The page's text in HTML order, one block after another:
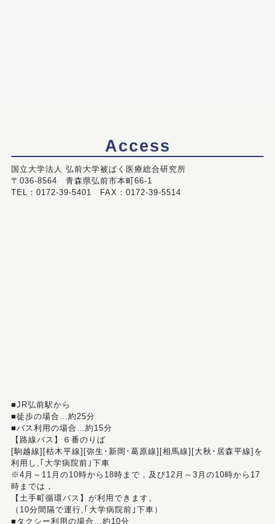
Access
国立大学法人 弘前大学被ばく医療総合研究所
〒036-8564 青森県弘前市本町66-1
TEL：0172-39-5401 FAX：0172-39-5514
■JR弘前駅から
■徒歩の場合…約25分
■バス利用の場合…約15分
【路線バス】６番のりば
[駒越線][枯木平線][弥生･新岡･葛原線][相馬線][大秋･居森平線]を
利用し,｢大学病院前｣下車
※4月～11月の10時から18時まで，及び12月～3月の10時から17
時までは，
【土手町循環バス】が利用できます。
（10分間隔で運行,｢大学病院前｣下車）
■タクシー利用の場合…約10分